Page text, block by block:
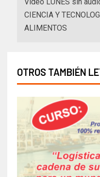
CIENCIA Y
ALIMENTOS
OTROS TAMBIÉN